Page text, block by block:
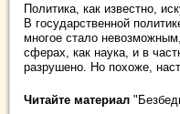
Политика, как известно,
В государственной
многое стало
сферах, как наука, и в
разрушено. Но похоже,
Читайте материал